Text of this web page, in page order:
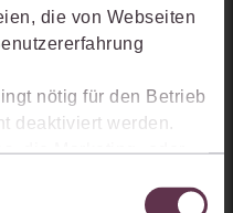
die von Webseiten
nötig für den Betrieb
deaktiviert werden.
die Marketing- oder
Sie zustimmen,